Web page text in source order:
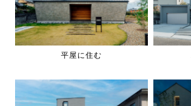
平屋に住む